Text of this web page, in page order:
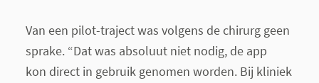
Van een pilot-traject was volgens de chirurg geen
sprake. “Dat was absoluut niet nodig, de app
kon direct in gebruik genomen worden. Bij kliniek